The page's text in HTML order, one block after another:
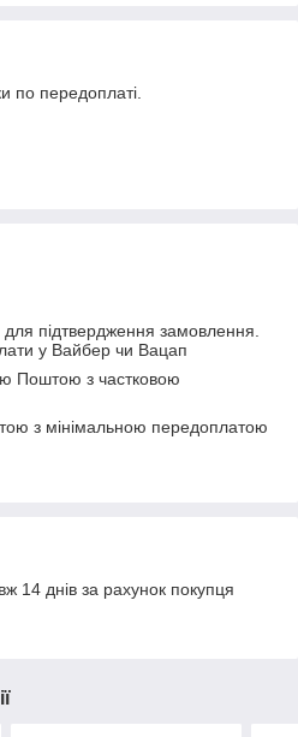
по передоплаті.
підтвердження замовлення.
у Вайбер чи Вацап
Поштою з частковою
з мінімальною передоплатою
14 днів за рахунок покупця